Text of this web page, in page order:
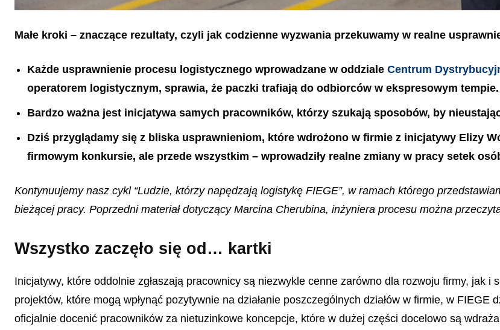
Małe kroki – znaczące rezultaty, czyli jak codzienne wyzwania przekuwamy w realne
Każde usprawnienie procesu logistycznego wprowadzane w oddziale Centrum
operatorem logistycznym, sprawia, że paczki trafiają do odbiorców w ekspresowym tempie.
Bardzo ważna jest inicjatywa samych pracowników, którzy szukają sposobów, by
Dziś przyglądamy się z bliska usprawnieniom, które wdrożono w firmie z inicjatywy Elizy
firmowym konkursie, ale przede wszystkim – wprowadziły realne zmiany w pracy setek
Kontynuujemy nasz cykl “Ludzie, którzy napędzają logistykę FIEGE”, w ramach którego
bieżącej pracy. Poprzedni materiał dotyczący Marcina Cherubina, inżyniera procesu można
Wszystko zaczęło się od… kartki
Inicjatywy, które oddolnie zgłaszają pracownicy są niezwykle cenne zarówno dla rozwoju firmy, jak i
projektów, które mogą wpłynąć pozytywnie na działanie poszczególnych działów w firmie, w FIEGE
oficjalnie docenić pracowników za nietuzinkowe koncepcje, które w dużej części docelowo są